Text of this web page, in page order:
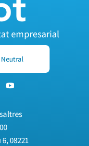
empresarial
Neutral
08221